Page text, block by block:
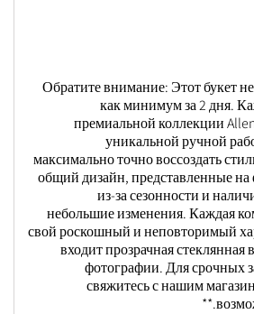
**Обратите внимание: Этот букет
как минимум за 2 дня.
премиальной коллекции
уникальной ручной
максимально точно воссоздать
общий дизайн, представленные
из-за сезонности и
небольшие изменения. Каждая
свой роскошный и неповторимый
входит прозрачная стеклянная
фотографии. Для срочных
свяжитесь с нашим